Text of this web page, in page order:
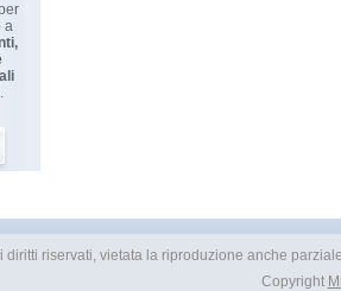
a
diritti riservati, vietata la riproduzione anche
Copyright